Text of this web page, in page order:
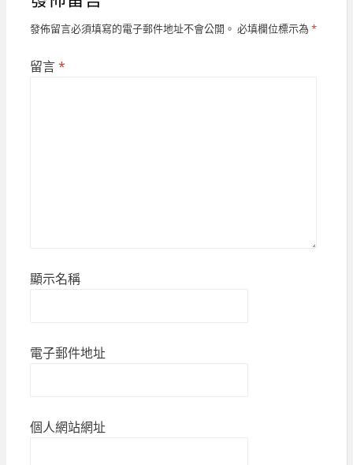
發佈留言必須填寫的電子郵件地址不會公開。 必填欄位標示為 *
留言*
顯示名稱
電子郵件地址
個人網站網址